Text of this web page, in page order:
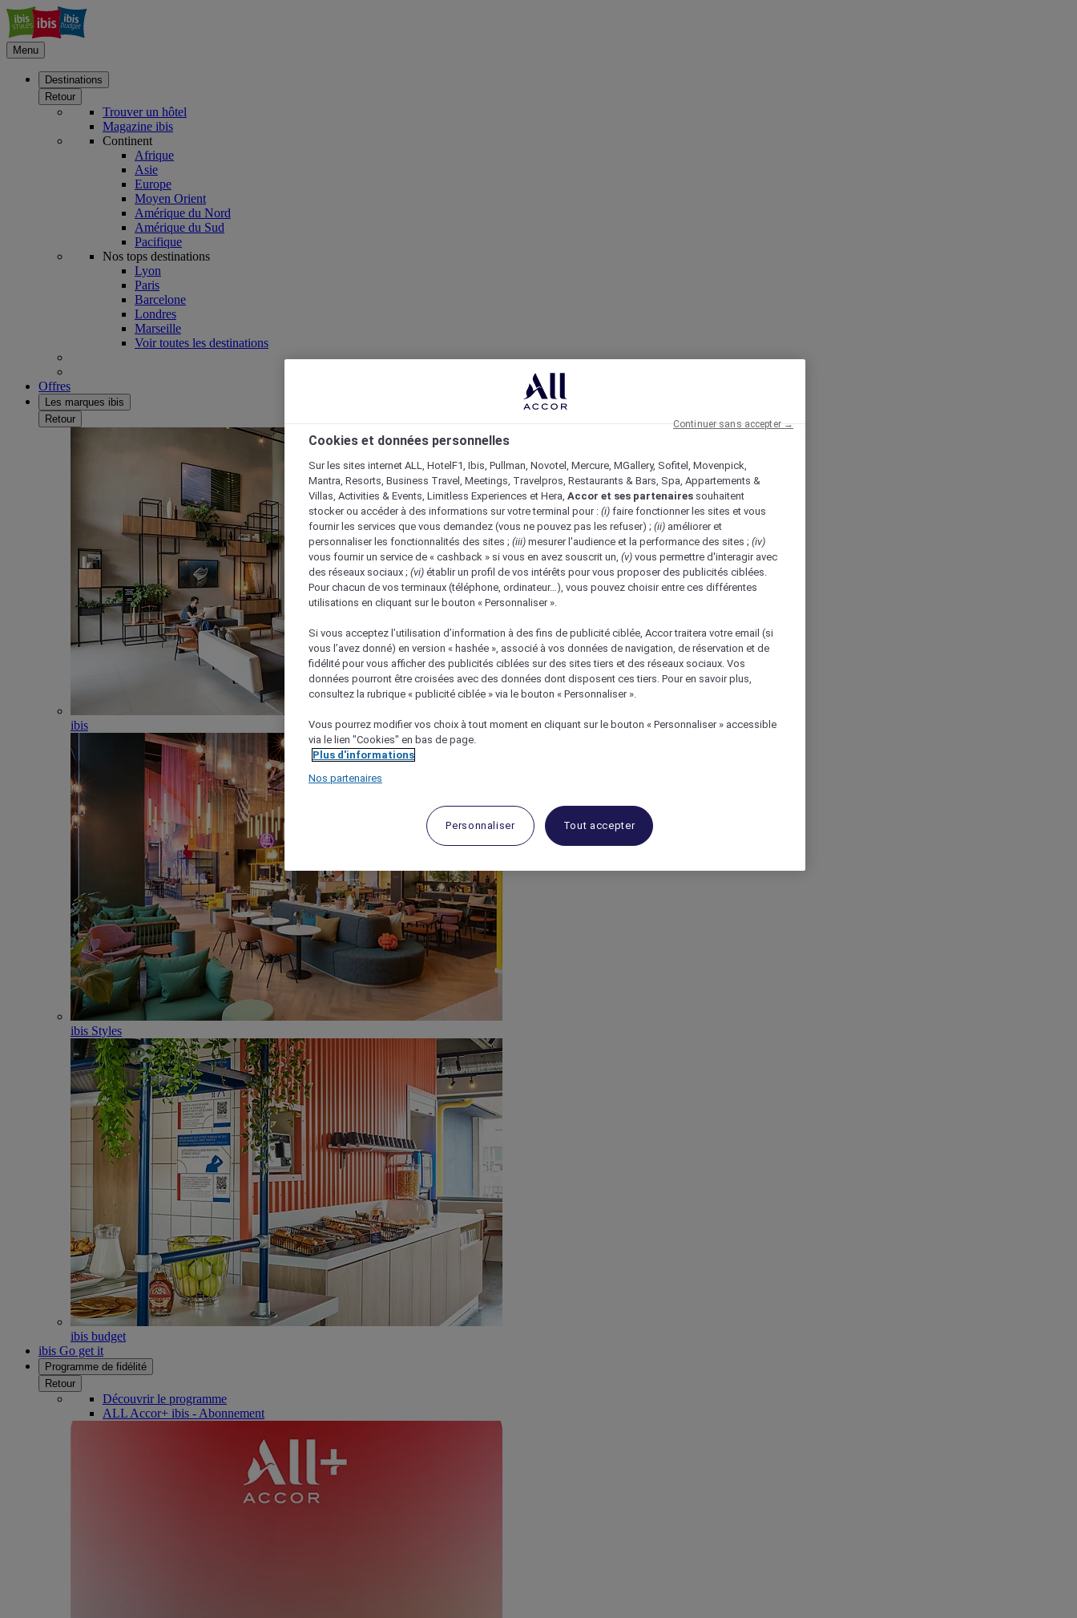
Menu
Destinations
Retour
Trouver un hôtel
Magazine ibis
Continent
Afrique
Asie
Europe
Moyen Orient
Amérique du Nord
Amérique du Sud
Pacifique
Nos tops destinations
Lyon
Paris
Barcelone
Londres
Marseille
Voir toutes les destinations
Offres
Les marques ibis
Retour
ibis
ibis Styles
ibis budget
ibis Go get it
Programme de fidélité
Retour
Découvrir le programme
ALL Accor+ ibis - Abonnement
Cookies et données personnelles
Sur les sites internet ALL, HotelF1, Ibis, Pullman, Novotel, Mercure, MGallery, Sofitel, Movenpick,
Mantra, Resorts, Business Travel, Meetings, Travelpros, Restaurants & Bars, Spa, Appartements &
Villas, Activities & Events, Limitless Experiences et Hera, Accor et ses partenaires souhaitent
stocker ou accéder à des informations sur votre terminal pour : (i) faire fonctionner les sites et vous
fournir les services que vous demandez (vous ne pouvez pas les refuser) ; (ii) améliorer et
personnaliser les fonctionnalités des sites ; (iii) mesurer l'audience et la performance des sites ; (iv)
vous fournir un service de « cashback » si vous en avez souscrit un, (v) vous permettre d'interagir avec
des réseaux sociaux ; (vi) établir un profil de vos intérêts pour vous proposer des publicités ciblées.
Pour chacun de vos terminaux (téléphone, ordinateur…), vous pouvez choisir entre ces différentes
utilisations en cliquant sur le bouton « Personnaliser ».
Si vous acceptez l’utilisation d’information à des fins de publicité ciblée, Accor traitera votre email (si
vous l’avez donné) en version « hashée », associé à vos données de navigation, de réservation et de
fidélité pour vous afficher des publicités ciblées sur des sites tiers et des réseaux sociaux. Vos
données pourront être croisées avec des données dont disposent ces tiers. Pour en savoir plus,
consultez la rubrique « publicité ciblée » via le bouton « Personnaliser ».
Vous pourrez modifier vos choix à tout moment en cliquant sur le bouton « Personnaliser » accessible
via le lien "Cookies" en bas de page.
Plus d'informations
Nos partenaires
Personnaliser Tout accepter
Continuer sans accepter →